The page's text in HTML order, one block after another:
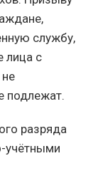
службу,
лица с
подлежат.
разряда
учётными